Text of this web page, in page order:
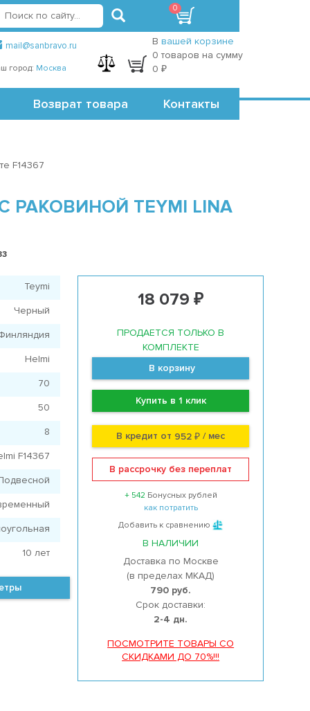
Точки самовывоза
mail@sanbravo.ru
город: Москва
регистрация
В вашей корзине
0 товаров на сумму
0 ₽
Возврат товара Контакты
0
F14367
TEYMI LINA
18 079 ₽
ПРОДАЕТСЯ ТОЛЬКО В
КОМПЛЕКТЕ
В корзину
Купить в 1 клик
В кредит от 952 ₽ / мес
В рассрочку без переплат
+ 542 Бонусных рублей
как потратить
Добавить к сравнению
В НАЛИЧИИ
Доставка по Москве
(в пределах МКАД)
790 руб.
Срок доставки:
2-4 дн.
ПОСМОТРИТЕ ТОВАРЫ СО
СКИДКАМИ ДО 70%!!!
Teymi
Черный
Helmi
70
50
8
F14367
10 лет